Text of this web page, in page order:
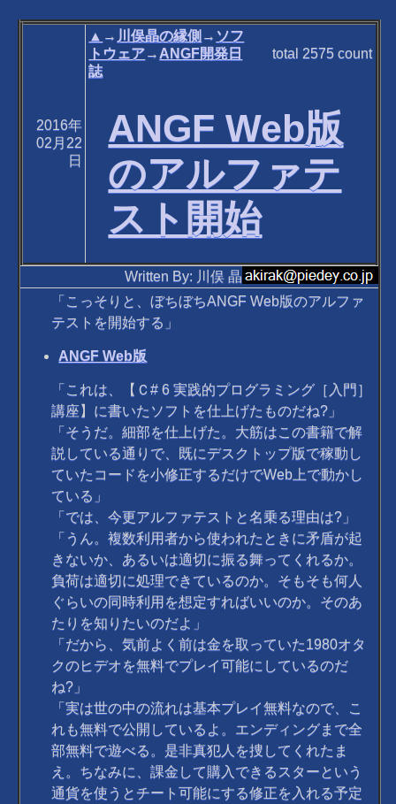
2016年
02月22
日
▲ → 川俣晶の縁側 → ソフ
トウェア→ ANGF開発日
誌
total 2575 count
ANGF Web版
のアルファテ
スト開始
Written By: 川俣 晶
「こっそりと、ぼちぼちANGF Web版のアルファ
テストを開始する」
ANGF Web版
「これは、【Ｃ# 6 実践的プログラミング［入門］
講座】に書いたソフトを仕上げたものだね?」
「そうだ。細部を仕上げた。大筋はこの書籍で解
説している通りで、既にデスクトップ版で稼動し
ていたコードを小修正するだけでWeb上で動かし
ている」
「では、今更アルファテストと名乗る理由は?」
「うん。複数利用者から使われたときに矛盾が起
きないか、あるいは適切に振る舞ってくれるか。
負荷は適切に処理できているのか。そもそも何人
ぐらいの同時利用を想定すればいいのか。そのあ
たりを知りたいのだよ」
「だから、気前よく前は金を取っていた1980オタ
クのヒデオを無料でプレイ可能にしているのだ
ね?」
「実は世の中の流れは基本プレイ無料なので、こ
れも無料で公開しているよ。エンディングまで全
部無料で遊べる。是非真犯人を捜してくれたま
え。ちなみに、課金して購入できるスターという
通貨を使うとチート可能にする修正を入れる予定